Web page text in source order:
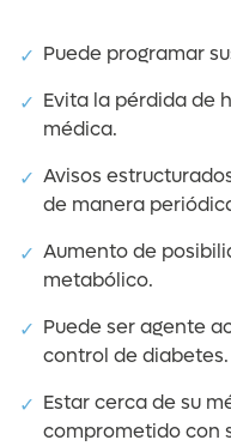
Puede programar
Evita la pérdida de
médica.
Avisos
de manera
Aumento de
metabólico.
Puede ser agente
control de diabetes.
Estar cerca de su
comprometido con